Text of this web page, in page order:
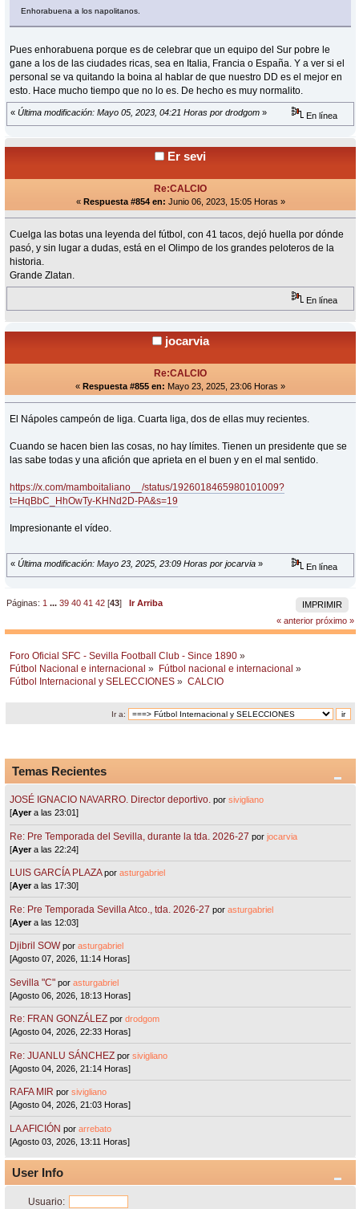
Enhorabuena a los napolitanos.
Pues enhorabuena porque es de celebrar que un equipo del Sur pobre le
gane a los de las ciudades ricas, sea en Italia, Francia o España. Y a ver si el
personal se va quitando la boina al hablar de que nuestro DD es el mejor en
esto. Hace mucho tiempo que no lo es. De hecho es muy normalito.
« Última modificación: Mayo 05, 2023, 04:21 Horas por drodgom » En línea
Er sevi
Re:CALCIO
« Respuesta #854 en: Junio 06, 2023, 15:05 Horas »
Cuelga las botas una leyenda del fútbol, con 41 tacos, dejó huella por dónde
pasó, y sin lugar a dudas, está en el Olimpo de los grandes peloteros de la
historia.
Grande Zlatan.
En línea
jocarvia
Re:CALCIO
« Respuesta #855 en: Mayo 23, 2025, 23:06 Horas »
El Nápoles campeón de liga. Cuarta liga, dos de ellas muy recientes.
Cuando se hacen bien las cosas, no hay límites. Tienen un presidente que se
las sabe todas y una afición que aprieta en el buen y en el mal sentido.
https://x.com/mamboitaliano__/status/1926018465980101009?
t=HqBbC_HhOwTy-KHNd2D-PA&s=19
Impresionante el vídeo.
« Última modificación: Mayo 23, 2025, 23:09 Horas por jocarvia » En línea
IMPRIMIR
Páginas:1 ...39 40 41 42 [43]
Ir Arriba
« anterior próximo »
Foro Oficial SFC - Sevilla Football Club - Since 1890 »
Fútbol Nacional e internacional » Fútbol nacional e internacional »
Fútbol Internacional y SELECCIONES » CALCIO
Ir a:
Temas Recientes
JOSÉ IGNACIO NAVARRO. Director deportivo. porsivigliano
[Ayera las 23:01]
Re: Pre Temporada del Sevilla, durante la tda. 2026-27 porjocarvia
[Ayera las 22:24]
LUIS GARCÍA PLAZA porasturgabriel
[Ayera las 17:30]
Re: Pre Temporada Sevilla Atco., tda. 2026-27 porasturgabriel
[Ayera las 12:03]
Djibril SOW porasturgabriel
[Agosto 07, 2026, 11:14 Horas]
Sevilla "C"porasturgabriel
[Agosto 06, 2026, 18:13 Horas]
Re: FRAN GONZÁLEZ pordrodgom
[Agosto 04, 2026, 22:33 Horas]
Re: JUANLU SÁNCHEZ porsivigliano
[Agosto 04, 2026, 21:14 Horas]
RAFA MIR porsivigliano
[Agosto 04, 2026, 21:03 Horas]
LA AFICIÓN porarrebato
[Agosto 03, 2026, 13:11 Horas]
User Info
Usuario: